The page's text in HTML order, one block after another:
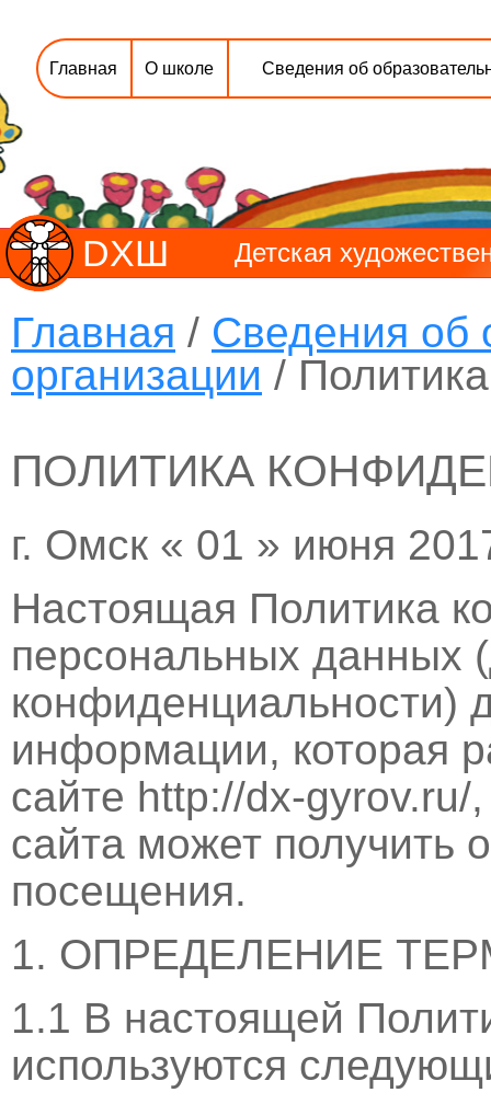
Главная О школе Сведения об
DХШ Детская
Главная / Сведения об
организации /
ПОЛИТИКА
г. Омск « 01 » июня
Настоящая Политика
персональных данных
конфиденциальности)
информации, которая
сайте http://dx-
сайта может получить
посещения.
1. ОПРЕДЕЛЕНИЕ
1.1 В настоящей
используются